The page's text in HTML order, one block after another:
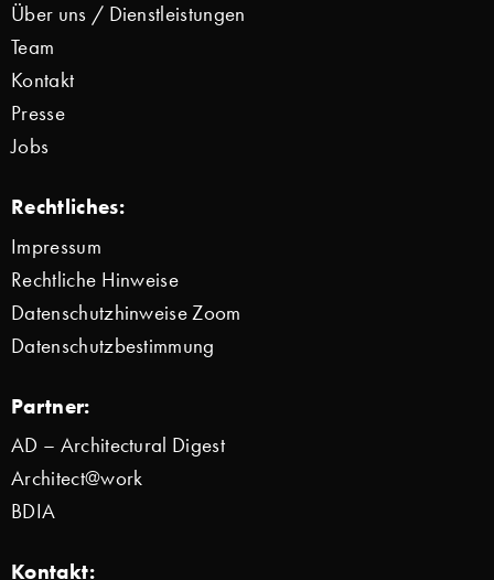
Über uns / Dienstleistungen
Team
Kontakt
Presse
Jobs
Rechtliches:
Impressum
Rechtliche Hinweise
Datenschutzhinweise Zoom
Datenschutzbestimmung
Partner:
AD – Architectural Digest
Architect@work
BDIA
Kontakt: